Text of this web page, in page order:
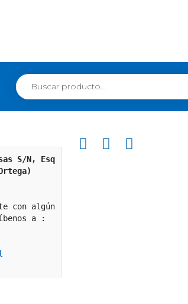
S/N, Esq
Si necesitas comunicarte con algún
a :